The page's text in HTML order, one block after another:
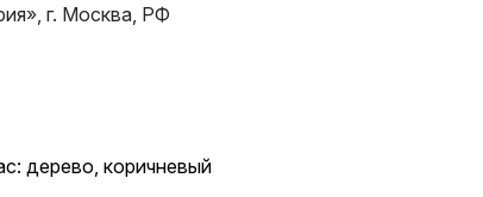
г. Москва, РФ
дерево, коричневый